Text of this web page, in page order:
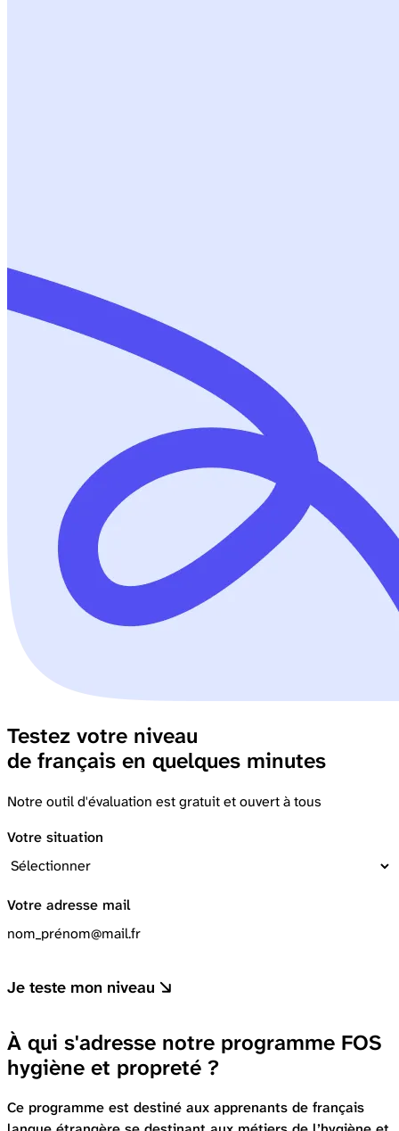
Testez votre niveau
de français en quelques minutes
Notre outil d'évaluation est gratuit et ouvert à tous
Votre situation
Votre adresse mail
Je teste mon niveau
À qui s'adresse notre programme FOS
hygiène et propreté ?
Ce programme est destiné aux apprenants de français